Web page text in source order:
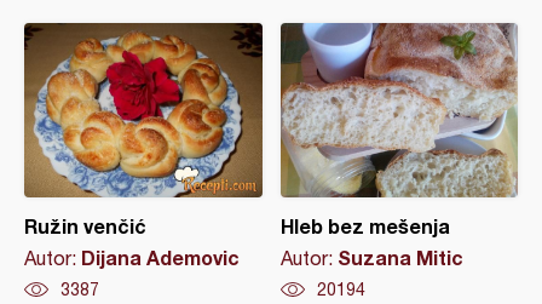
Ružin venčić
Autor: Dijana Ademovic
3387
Hleb bez mešenja
Autor: Suzana Mitic
20194